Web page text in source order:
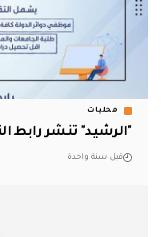
محليات
"الرشيد" تنشر رابط
قبل سنة واحدة